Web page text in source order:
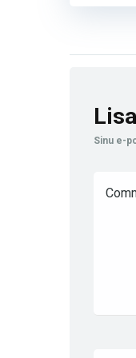
Sinu e-